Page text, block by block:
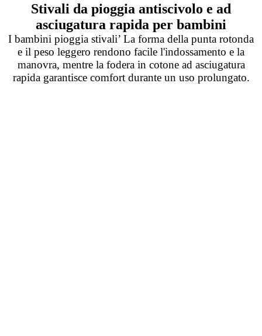
Stivali da pioggia antiscivolo e ad
asciugatura rapida per bambini
I bambini pioggia stivali’ La forma della punta rotonda
e il peso leggero rendono facile l'indossamento e la
manovra, mentre la fodera in cotone ad asciugatura
rapida garantisce comfort durante un uso prolungato.